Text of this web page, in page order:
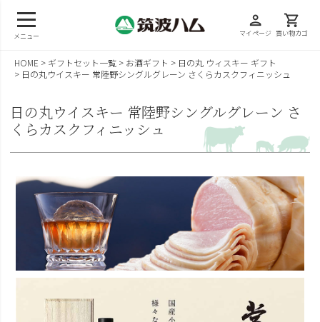
メニュー
person
マイページ
shopping_cart
買い物カゴ
HOME ギフトセット一覧 お酒ギフト
日の丸 ウィスキー ギフト
日の丸ウイスキー 常陸野シングルグレーン さくらカスクフィニッシュ
日の丸ウイスキー 常陸野シングルグレーン さ
くらカスクフィニッシュ